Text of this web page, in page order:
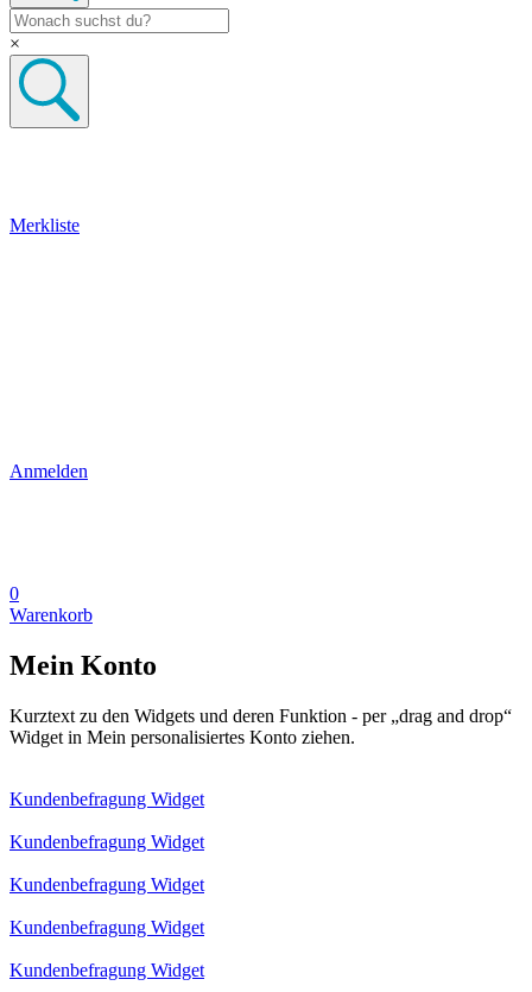
×
Merkliste
Anmelden
0
Warenkorb
Mein Konto
Kurztext zu den Widgets und deren Funktion - per „drag and drop“
Widget in Mein personalisiertes Konto ziehen.
Kundenbefragung Widget
Kundenbefragung Widget
Kundenbefragung Widget
Kundenbefragung Widget
Kundenbefragung Widget